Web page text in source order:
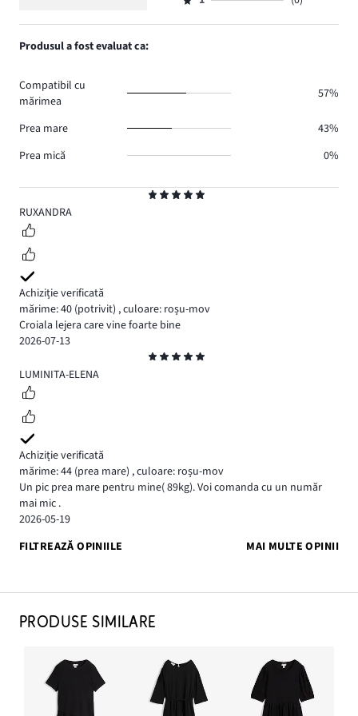
5
RUXANDRA
Achiziție verificată
mărime: 40 (potrivit) ,culoare: roșu-mov
Croiala lejera care vine foarte bine
2026-07-13
5LUMINITA-ELENA
Achiziție verificată
mărime: 44 (prea mare) ,culoare: roșu-mov
Un pic prea mare pentru mine( 89kg). Voi comanda cu un număr
mai mic .
2026-05-19
FILTREAZĂ OPINIILE
MAI MULTE OPINII
5.
0.
2,
Evaluare
1,
Produsul a fost evaluat ca:
Compatibil cu
mărimea
57%
Prea mare
43%
Prea mică
0%
PRODUSE SIMILARE